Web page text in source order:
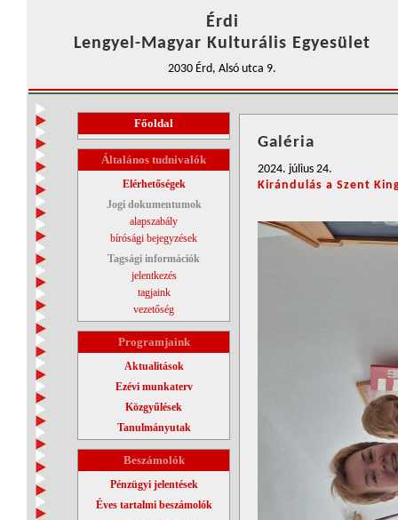
Érdi
Lengyel-Magyar Kulturális Egyesület
2030 Érd, Alsó utca 9.
Főoldal
Általános tudnivalók
Elérhetőségek
Jogi dokumentumok
alapszabály
bírósági bejegyzések
Tagsági információk
jelentkezés
tagjaink
vezetőség
Programjaink
Aktualitások
Ezévi munkaterv
Közgyűlések
Tanulmányutak
Beszámolók
Pénzügyi jelentések
Éves tartalmi beszámolók
Galéria
2024. július 24.
Kirándulás a Szent